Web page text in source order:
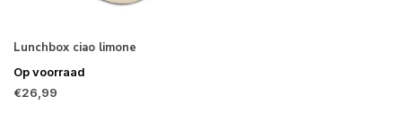
Lunchbox ciao limone
Op voorraad
€26,99